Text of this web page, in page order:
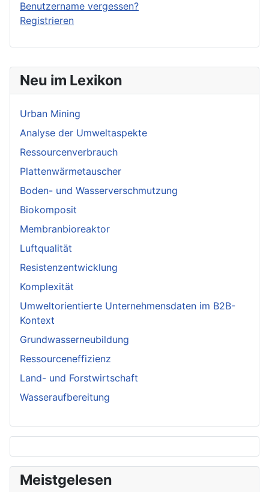
Neu im Lexikon
Urban Mining
Analyse der Umweltaspekte
Ressourcenverbrauch
Plattenwärmetauscher
Boden- und Wasserverschmutzung
Biokomposit
Membranbioreaktor
Luftqualität
Resistenzentwicklung
Komplexität
Umweltorientierte Unternehmensdaten im B2B-
Kontext
Grundwasserneubildung
Ressourceneffizienz
Land- und Forstwirtschaft
Wasseraufbereitung
Meistgelesen
Benutzername vergessen?
Registrieren